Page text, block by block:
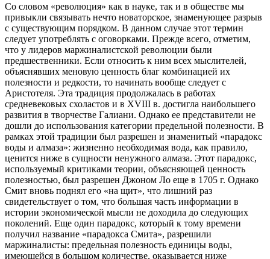
Со словом «революция» как в науке, так и в обществе мы
привыкли связывать нечто новаторское, знаменующее разрыв
с существующим порядком. В данном случае этот термин
следует употреблять с оговорками. Прежде всего, отметим,
что у лидеров маржиналистской революции были
предшественники. Если относить к ним всех мыслителей,
объяснявших меновую ценность благ комбинацией их
полезности и редкости, то начинать вообще следует с
Аристотеля. Эта традиция продолжалась в работах
средневековых схоластов и в XVIII в. достигла наибольшего
развития в творчестве Галиани. Однако ее представители не
дошли до использования категории предельной полезности. В
рамках этой традиции был разрешен и знаменитый «парадокс
воды и алмаза»: жизненно необходимая вода, как правило,
ценится ниже в сущности ненужного алмаза. Этот парадокс,
используемый критиками теории, объясняющей ценность
полезностью, был разрешен Джоном Ло еще в 1705 г. Однако
Смит вновь поднял его «на щит», что лишний раз
свидетельствует о том, что большая часть информации в
истории экономической мысли не доходила до следующих
поколений. Еще один парадокс, который к тому времени
получил название «парадокса Смита», разрешили
маржиналисты: предельная полезность единицы воды,
имеющейся в большом количестве, оказывается ниже